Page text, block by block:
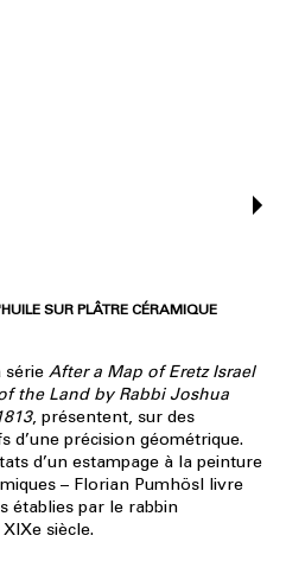
SUR PLÂTRE CÉRAMIQUE
série After a Map of Eretz Israel
the Land by Rabbi Joshua
, présentent, sur des
d’une précision géométrique.
d’un estampage à la peinture
– Florian Pumhösl livre
établies par le rabbin
siècle.